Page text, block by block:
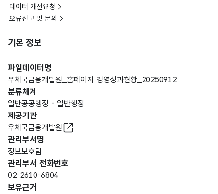
데이터 개선요청
오류신고 및 문의
기본 정보
파일데이터명
우체국금융개발원_홈페이지 경영성과현황_20250912
분류체계
일반공공행정 - 일반행정
제공기관
우체국금융개발원
관리부서명
정보보호팀
관리부서 전화번호
02-2610-6804
보유근거